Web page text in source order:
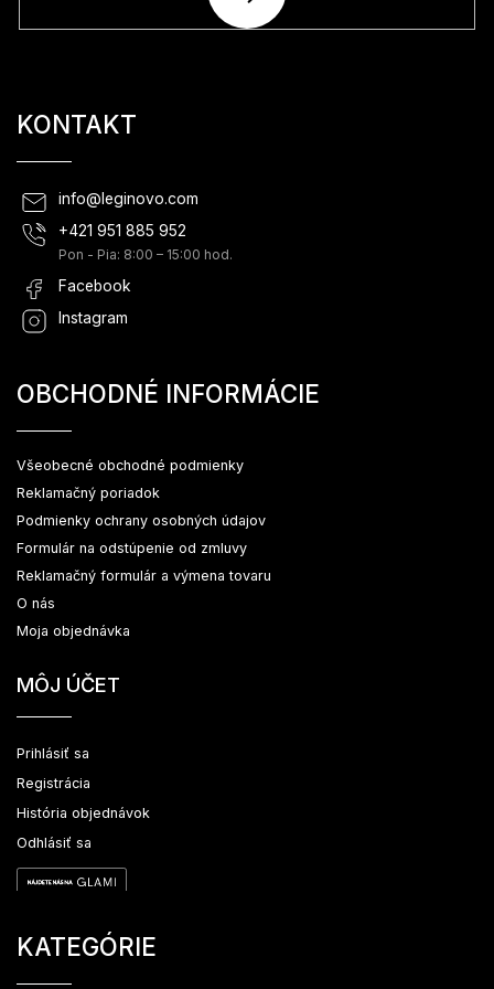
KONTAKT
info@ leginovo.com
+421 951 885 952
Pon - Pia: 8:00 – 15:00 hod.
Facebook
Instagram
OBCHODNÉ INFORMÁCIE
Všeobecné obchodné podmienky
Reklamačný poriadok
Podmienky ochrany osobných údajov
Formulár na odstúpenie od zmluvy
Reklamačný formulár a výmena tovaru
O nás
Moja objednávka
MÔJ ÚČET
Prihlásiť sa
Registrácia
História objednávok
Odhlásiť sa
KATEGÓRIE